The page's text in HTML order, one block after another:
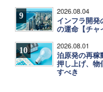
9 2026.08.04
インフラ開
の運命【チャ
10 2026.08.01
泊原発の再稼
押し上げ、物
すべき